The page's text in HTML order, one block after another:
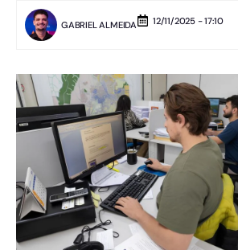
GABRIEL ALMEIDA 12/11/2025 - 17:10